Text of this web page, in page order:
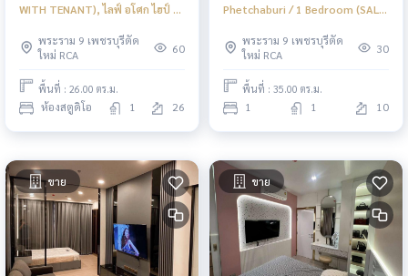
WITH TENANT), ไลฟ์ อโศก ไฮป์ /
PEII059พระราม 9 เพชรบุรีตัด
ใหม่ RCA
60
พื้นที่ : 26.00 ตร.ม.
ห้องสตูดิโอ 1 26
Phetchaburi / 1 Bedroom (SALE
ทองหล่อ - เพชรบุรี / 1 ห้องนอน
(ขายพร้อมผู้เช่า) PEII098
พระราม 9 เพชรบุรีตัด
ใหม่ RCA
30
พื้นที่ : 35.00 ตร.ม.
1 1 10
ขาย ขาย